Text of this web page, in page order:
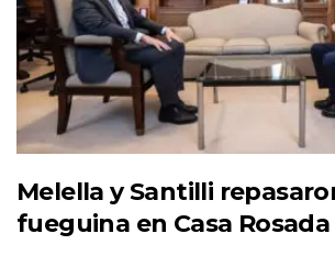
Melella y Santilli
fueguina en Casa Rosada